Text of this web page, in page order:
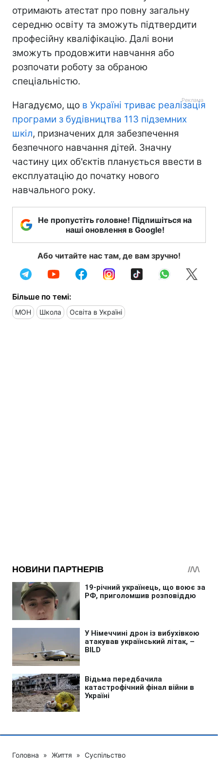
отримають атестат про повну загальну
середню освіту та зможуть підтвердити
професійну кваліфікацію. Далі вони
зможуть продовжити навчання або
розпочати роботу за обраною
спеціальністю.
Нагадуємо, що в Україні триває реалізація
програми з будівництва 113 підземних
шкіл, призначених для забезпечення
безпечного навчання дітей. Значну
частину цих об'єктів планується ввести в
експлуатацію до початку нового
навчального року.
Не пропустіть головне! Підпишіться на
наші оновлення в Google!
Або читайте нас там, де вам зручно!
Більше по темі:
МОН Школа Освіта в Україні
Головна » Життя » Суспільство